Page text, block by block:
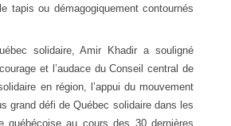
ou démagogiquement contournés
solidaire, Amir Khadir a souligné
et l’audace du Conseil central de
en région, l’appui du mouvement
grand défi de Québec solidaire dans les
au cours des 30 dernières